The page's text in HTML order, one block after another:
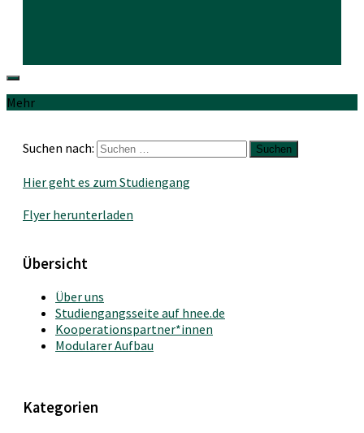
Mehr
Suchen nach:
Hier geht es zum Studiengang
Flyer herunterladen
Übersicht
Über uns
Studiengangsseite auf hnee.de
Kooperationspartner*innen
Modularer Aufbau
Kategorien